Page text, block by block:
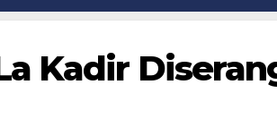
Kadir